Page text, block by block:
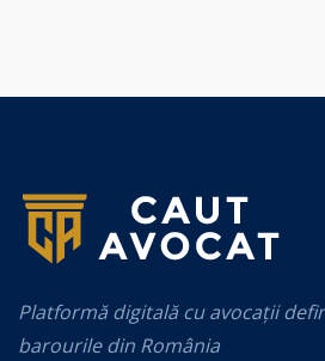
Platformă digitală cu avocații
barourile din România